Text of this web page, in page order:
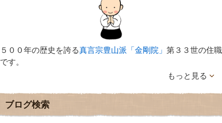
５００年の歴史を誇る真言宗豊山派「金剛院」 第３３世の住職
です。
もっと見る
ブログ検索